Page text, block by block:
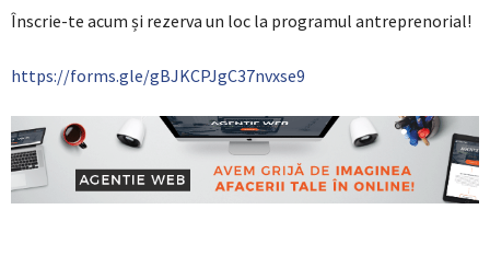
Înscrie-te acum și rezerva un loc la programul antreprenorial!
https://forms.gle/gBJKCPJgC37nvxse9